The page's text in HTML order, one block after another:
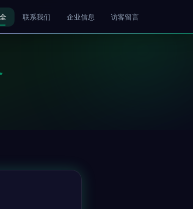
联系我们 企业信息 访客留言